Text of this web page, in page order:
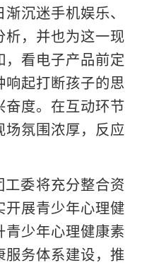
沉迷手机娱乐、
，并也为这一现
看电子产品前定
起打断孩子的思
度。在互动环节
氛围浓厚，反应
委将充分整合资
展青少年心理健
少年心理健康素
务体系建设，推